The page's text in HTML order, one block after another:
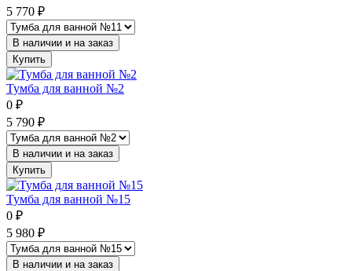
5 770 ₽
В наличии и на заказ
Купить
Тумба для ванной №2
0 ₽
5 790 ₽
В наличии и на заказ
Купить
Тумба для ванной №15
0 ₽
5 980 ₽
В наличии и на заказ